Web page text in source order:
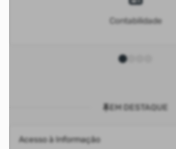
Contabilidade
EM DESTAQUE
Acesso à Informação